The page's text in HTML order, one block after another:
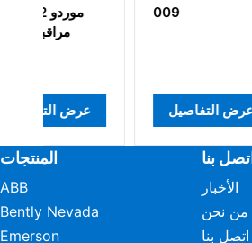
عرض
000-113 بطاقة
عرض التفاصيل
المنتجات
ABB
Bently Nevada
Emerson
اتصل بنا
الأخبار
من نحن
اتصل بنا